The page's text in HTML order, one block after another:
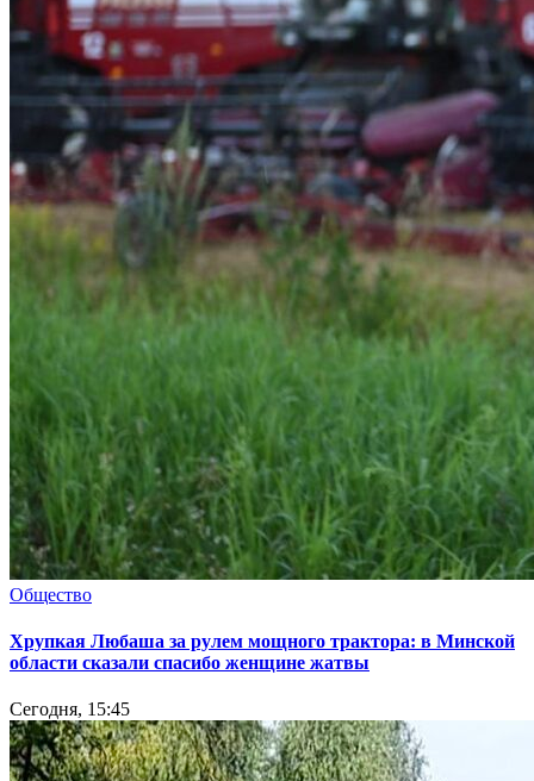
Общество
Хрупкая Любаша за рулем мощного трактора: в Минской
области сказали спасибо женщине жатвы
Сегодня, 15:45